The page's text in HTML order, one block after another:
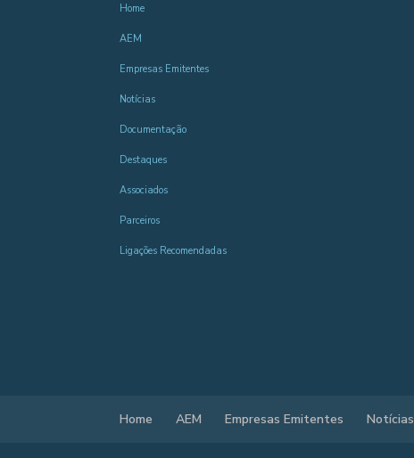
Home
AEM
Empresas Emitentes
Notícias
Documentação
Destaques
Associados
Parceiros
Ligações Recomendadas
Home AEM Empresas Emitentes Notícias